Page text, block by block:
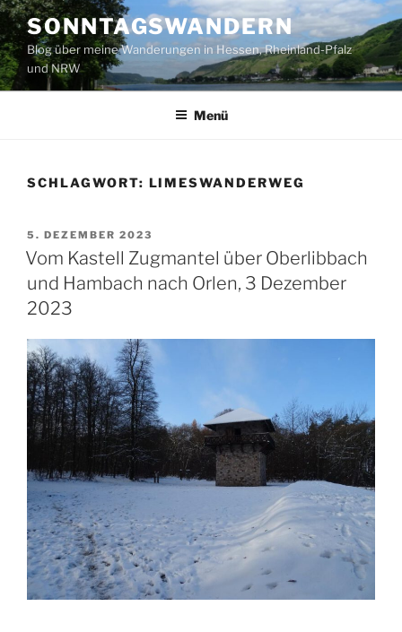
Zum
Inhalt
springen
SONNTAGSWANDERN
Blog über meine Wanderungen in Hessen, Rheinland-Pfalz
und NRW
Menü
SCHLAGWORT: LIMESWANDERWEG
VERÖFFENTLICHT
AM
5. DEZEMBER 2023
Vom Kastell Zugmantel über Oberlibbach
und Hambach nach Orlen, 3 Dezember
2023